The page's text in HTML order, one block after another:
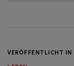
VERÖFFENTLICHT IN